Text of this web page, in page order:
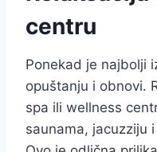
centru
Ponekad je najbolji
opuštanju i obnovi.
spa ili wellness
saunama, jacuzziju